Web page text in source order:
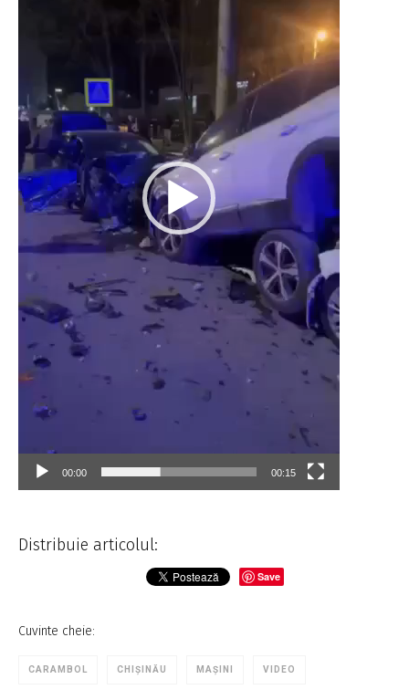
00:00 00:15
Distribuie articolul:
Save
Cuvinte cheie:
CARAMBOL CHIȘINĂU MAȘINI VIDEO